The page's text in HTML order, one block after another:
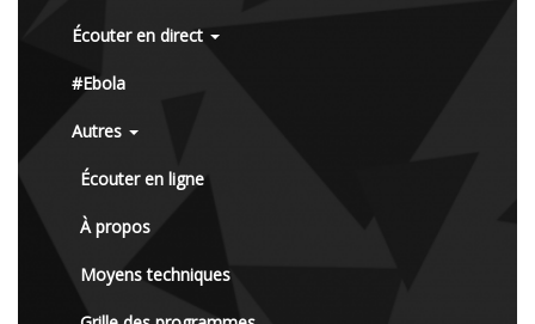
Écouter en direct
#Ebola
Autres
Écouter en ligne
À propos
Moyens techniques